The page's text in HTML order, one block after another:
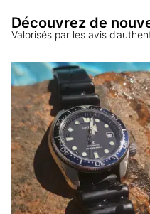
Découvrez de
Valorisés par les avis